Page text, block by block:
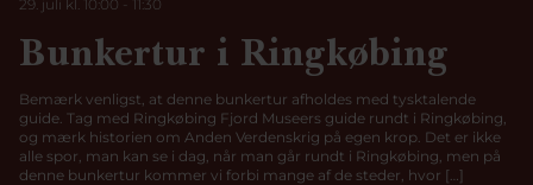
29. juli kl. 10:00 - 11:30
Bunkertur i Ringkøbing
Bemærk venligst, at denne bunkertur afholdes med tysktalende
guide. Tag med Ringkøbing Fjord Museers guide rundt i Ringkøbing,
og mærk historien om Anden Verdenskrig på egen krop. Det er ikke
alle spor, man kan se i dag, når man går rundt i Ringkøbing, men på
denne bunkertur kommer vi forbi mange af de steder, hvor […]